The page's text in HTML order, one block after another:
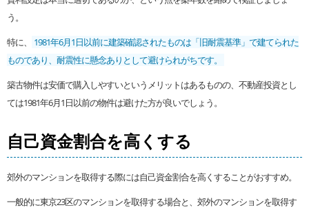
う。
特に、
1981年6月1日以前に建築確認されたものは「旧耐震基準」で建てられた
ものであり、耐震性に懸念ありとして避けられがちです。
築古物件は安価で購入しやすいというメリットはあるものの、不動産投資とし
ては1981年6月1日以前の物件は避けた方が良いでしょう。
自己資金割合を高くする
郊外のマンションを取得する際には自己資金割合を高くすることがおすすめ。
一般的に東京23区のマンションを取得する場合と、郊外のマンションを取得す